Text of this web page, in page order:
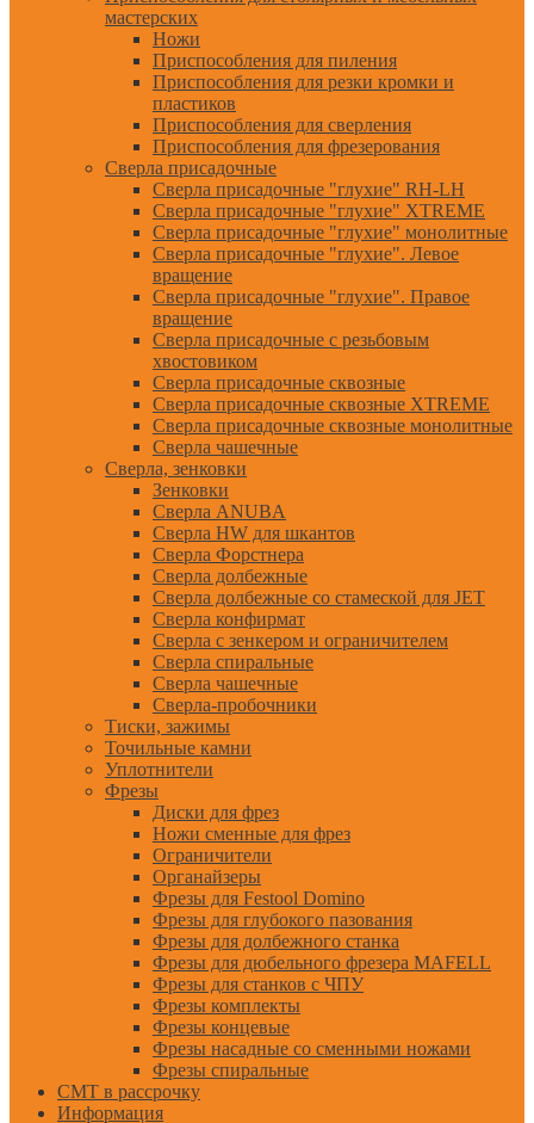
мастерских
Ножи
Приспособления для пиления
Приспособления для резки кромки и
пластиков
Приспособления для сверления
Приспособления для фрезерования
Сверла присадочные
Сверла присадочные "глухие" RH-LH
Сверла присадочные "глухие" XTREME
Сверла присадочные "глухие" монолитные
Сверла присадочные "глухие". Левое
вращение
Сверла присадочные "глухие". Правое
вращение
Сверла присадочные с резьбовым
хвостовиком
Сверла присадочные сквозные
Сверла присадочные сквозные XTREME
Сверла присадочные сквозные монолитные
Сверла чашечные
Сверла, зенковки
Зенковки
Сверла ANUBA
Сверла HW для шкантов
Сверла Форстнера
Сверла долбежные
Сверла долбежные со стамеской для JET
Сверла конфирмат
Сверла с зенкером и ограничителем
Сверла спиральные
Сверла чашечные
Сверла-пробочники
Тиски, зажимы
Точильные камни
Уплотнители
Фрезы
Диски для фрез
Ножи сменные для фрез
Ограничители
Органайзеры
Фрезы для Festool Domino
Фрезы для глубокого пазования
Фрезы для долбежного станка
Фрезы для дюбельного фрезера MAFELL
Фрезы для станков с ЧПУ
Фрезы комплекты
Фрезы концевые
Фрезы насадные со сменными ножами
Фрезы спиральные
CMT в рассрочку
Информация